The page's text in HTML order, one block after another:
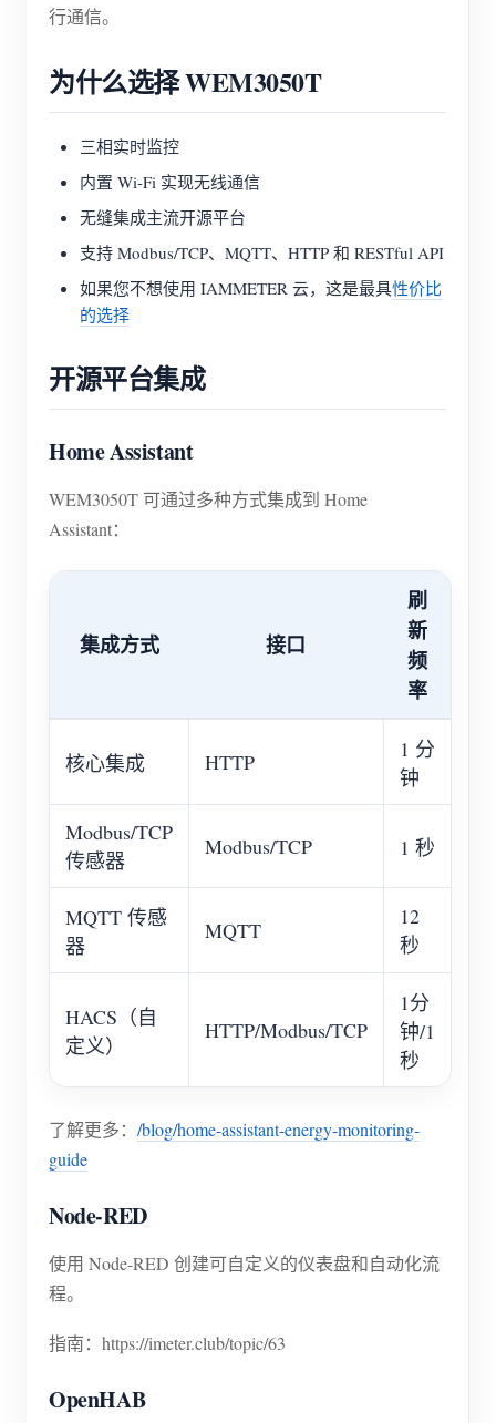
行通信。
为什么选择 WEM3050T
三相实时监控
内置 Wi-Fi 实现无线通信
无缝集成主流开源平台
支持 Modbus/TCP、MQTT、HTTP 和 RESTful API
如果您不想使用 IAMMETER 云，这是最具性价比
的选择
开源平台集成
Home Assistant
WEM3050T 可通过多种方式集成到 Home
Assistant：
集成方式 接口
刷
新
频
率
核心集成 HTTP
1 分
钟
Modbus/TCP
传感器
Modbus/TCP 1 秒
MQTT 传感
器
MQTT
12
秒
HACS（自
定义）
HTTP/Modbus/TCP
1分
钟/1
秒
了解更多： /blog/home-assistant-energy-monitoring-
guide
Node-RED
使用 Node-RED 创建可自定义的仪表盘和自动化流
程。
指南：https://imeter.club/topic/63
OpenHAB